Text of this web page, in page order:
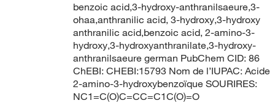
benzoic acid,3-hydroxy-anthranilsaeure,3-
ohaa,anthranilic acid, 3-hydroxy,3-hydroxy
anthranilic acid,benzoic acid, 2-amino-3-
hydroxy,3-hydroxyanthranilate,3-hydroxy-
anthranilsaeure german PubChem CID: 86
ChEBI: CHEBI:15793 Nom de l’IUPAC: Acide
2-amino-3-hydroxybenzoïque SOURIRES:
NC1=C(O)C=CC=C1C(O)=O